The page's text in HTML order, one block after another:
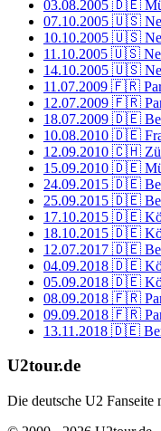
03.08.2005 🇩🇪
07.10.2005 🇺🇸
10.10.2005 🇺🇸
11.10.2005 🇺🇸
14.10.2005 🇺🇸
11.07.2009 🇫🇷
12.07.2009 🇫🇷
18.07.2009 🇩🇪
10.08.2010 🇩🇪
12.09.2010 🇨🇭
15.09.2010 🇩🇪
24.09.2015 🇩🇪
25.09.2015 🇩🇪
17.10.2015 🇩🇪
18.10.2015 🇩🇪
12.07.2017 🇩🇪
04.09.2018 🇩🇪
05.09.2018 🇩🇪
08.09.2018 🇫🇷
09.09.2018 🇫🇷
13.11.2018 🇩🇪
U2tour.de
Die deutsche U2